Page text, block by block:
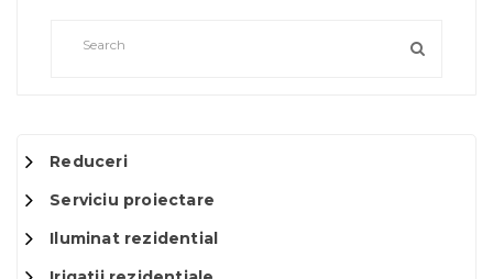
Reduceri
Serviciu proiectare
Iluminat rezidential